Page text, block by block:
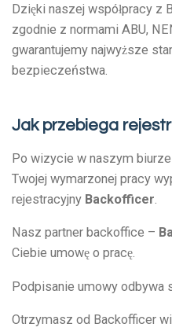
Dzięki naszej współpracy z
zgodnie z normami ABU,
gwarantujemy najwyższe
bezpieczeństwa.
Jak przebiega
Po wizycie w naszym
Twojej wymarzonej pracy
rejestracyjny Backofficer.
Nasz partner backoffice –
Ciebie umowę o pracę.
Podpisanie umowy odbywa
Otrzymasz od Backofficer